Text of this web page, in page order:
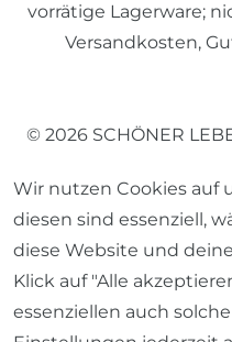
vorrätige Lagerware;
Versandkosten,
© 2026 SCHÖNER
Impressum
Wir nutzen Cookies auf
diesen sind essenziell,
diese Website und
Klick auf "Alle
essenziellen auch